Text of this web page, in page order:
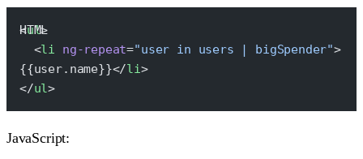
<ul>
  <
li ng-repeat="user in users | bigSpender">
{{user.name}}</li>
</ul>
JavaScript: